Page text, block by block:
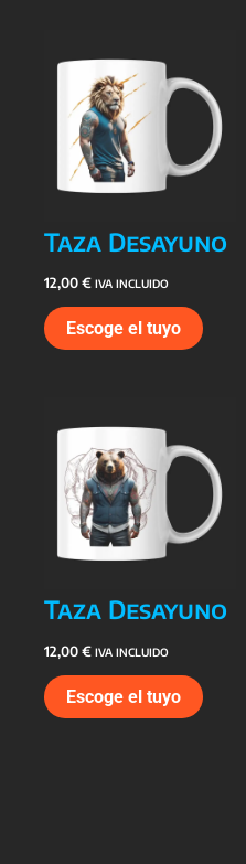
Taza Desayuno
12,00€ IVA INCLUIDO
Escoge el tuyo
Taza Desayuno
12,00€ IVA INCLUIDO
Escoge el tuyo